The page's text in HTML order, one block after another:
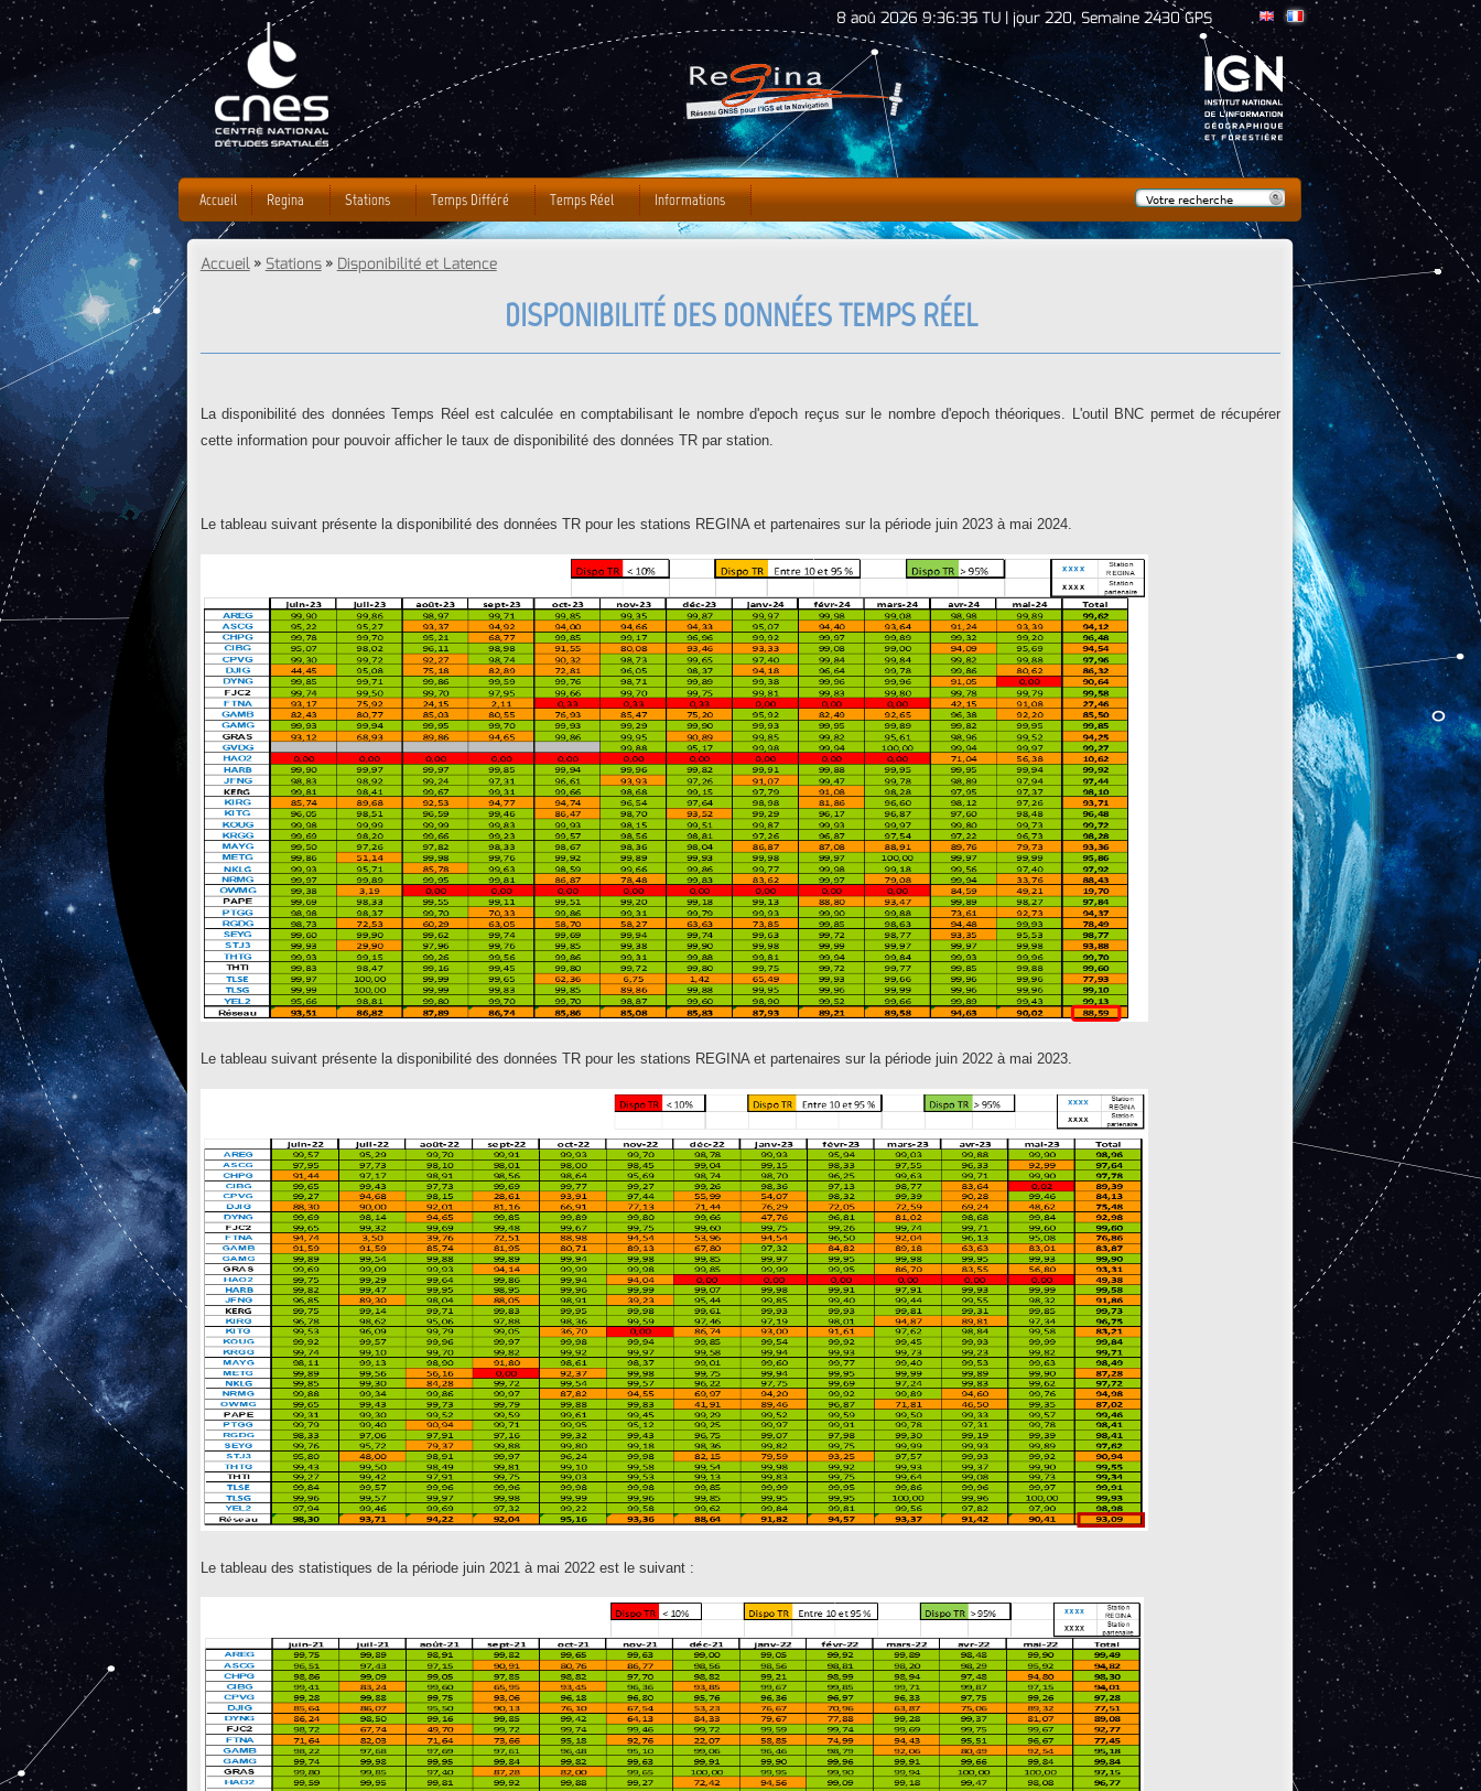
Jump to Navigation 8 aoû 2026 9:36:36 TU | jour 220, Semaine 2430 GPS
Accueil » Stations » Disponibilité et Latence
DISPONIBILITÉ DES DONNÉES TEMPS RÉEL
La disponibilité des données Temps Réel est calculée en comptabilisant le nombre d'epoch reçus sur le nombre d'epoch théoriques. L'outil BNC permet de récupérer
cette information pour pouvoir afficher le taux de disponibilité des données TR par station.
Le tableau suivant présente la disponibilité des données TR pour les stations REGINA et partenaires sur la période juin 2023 à mai 2024.
Le tableau suivant présente la disponibilité des données TR pour les stations REGINA et partenaires sur la période juin 2022 à mai 2023.
Le tableau des statistiques de la période juin 2021 à mai 2022 est le suivant :
Accueil Regina Stations Temps Différé Temps Réel Informations
Formulaire de
Rechercher